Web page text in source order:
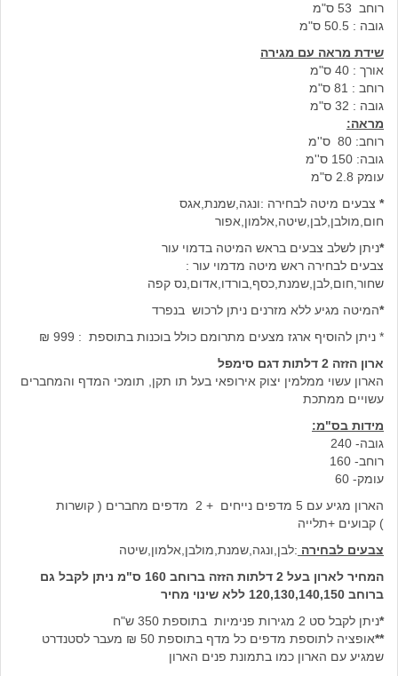
רוחב 53 ס"מ
גובה : 50.5 ס"מ
שידת מראה עם מגירה
אורך : 40 ס"מ
רוחב : 81 ס"מ
גובה : 32 ס"מ
מראה:
רוחב: 80 ס''מ
גובה: 150 ס''מ
עומק 2.8 ס"מ
* צבעים מיטה לבחירה :ונגה,שמנת,אגס
חום,מולבן,לבן,שיטה,אלמון,אפור
*ניתן לשלב צבעים בראש המיטה בדמוי עור
צבעים לבחירה ראש מיטה מדמוי עור :
שחור,חום,לבן,שמנת,כסף,בורדו,אדום,נס קפה
*המיטה מגיע ללא מזרנים ניתן לרכוש בנפרד
* ניתן להוסיף ארגז מצעים מתרומם כולל בוכנות בתוספת : 999 ₪
ארון הזזה 2 דלתות ד
גם סימפל
הארון עשוי ממלמין יצוק אירופאי בעל תו תקן, תומכי המדף והמחברים
עשויים ממתכת
מידות בס"מ:
גובה- 240
רוחב- 160
עומק- 60
הארון מגיע עם 5 מדפים נייחים + 2 מדפים מחברים ( קושרות
) קבועים +תלייה
צבעים לבחירה :לבן,ונגה,שמנת,מולבן,אלמון,שיטה
המחיר לארון בעל 2 דלתות הזזה
ברוחב 160 ס"מ ניתן לקבל גם
ברוחב 120,130,140,150 ללא שינוי מחיר
*ניתן לקבל סט 2 מגירות פנימיות בתוספת 350 ש"ח
**
אופציה לתוספת מדפים כל מדף בתוספת 50 ₪ מעבר לסטנדרט
שמגיע עם הארון כמו בתמונת פנים הארון